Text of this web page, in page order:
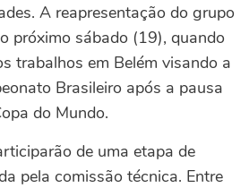
A reapresentação do grupo
próximo sábado (19), quando
trabalhos em Belém visando a
Brasileiro após a pausa
do Mundo.
de uma etapa de
pela comissão técnica. Entre